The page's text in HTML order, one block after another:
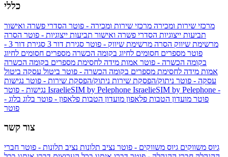
כללי
מרכזי שירות ומכירה מרכזי שירות ומכירה - פוטר הסדרי פשרה ואישור
תביעות ייצוגיות הסדרי פשרה ואישור תביעות ייצוגיות - פוטר הסרה
מרשימת שיווק הסרה מרשימת שיווק - פוטר סגירת דור 3
סגירת דור 3 -
פוטר מספרים חסומים לחיוג בקומה הכשרה מספרים חסומים לחיוג
בקומה הכשרה - פוטר אמות מידה לחסימת מספרים בקומה הכשרה
אמות מידה לחסימת מספרים בקומה הכשרה - פוטר ביטול עסקה ביטול
עסקה - פוטר ניתוק/הפסקת שירות ניתוק/הפסקת שירות - פוטר נגישות
IsraelieSIM by Pelephone IsraelieSIM by Pelephone -
פוטר מועדון הטבות פלאפון מועדון הטבות פלאפון - פוטר בלוג בלוג -
פוטר
צור קשר
גיוס משווקים גיוס משווקים - פוטר נציב תלונות נציב תלונות - פוטר חברי